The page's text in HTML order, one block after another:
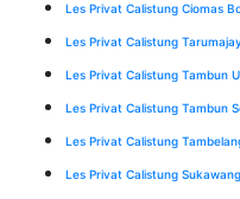
Les Privat Calistung Ciomas
Les Privat Calistung
Les Privat Calistung Tambun
Les Privat Calistung Tambun
Les Privat Calistung
Les Privat Calistung